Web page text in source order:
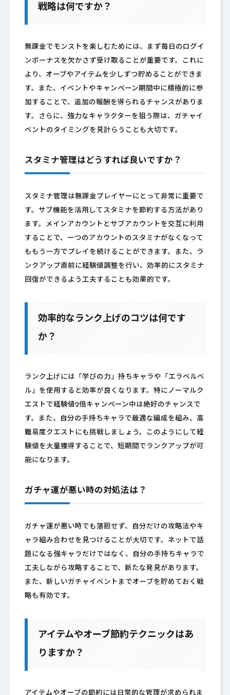
戦略は何ですか？
無課金でモンストを楽しむためには、まず毎日のログイ
ンボーナスを欠かさず受け取ることが重要です。これに
より、オーブやアイテムを少しずつ貯めることができま
す。また、イベントやキャンペーン期間中に積極的に参
加することで、追加の報酬を得られるチャンスがありま
す。さらに、強力なキャラクターを狙う際は、ガチャイ
ベントのタイミングを見計らうことも大切です。
スタミナ管理はどうすれば良いですか？
スタミナ管理は無課金プレイヤーにとって非常に重要で
す。サブ機能を活用してスタミナを節約する方法があり
ます。メインアカウントとサブアカウントを交互に利用
することで、一つのアカウントのスタミナがなくなって
ももう一方でプレイを続けることができます。また、ラ
ンクアップ直前に経験値調整を行い、効率的にスタミナ
回復ができるよう工夫することも効果的です。
効率的なランク上げのコツは何です
か？
ランク上げには「学びの力」持ちキャラや「エラベルベ
ル」を使用すると効率が良くなります。特にノーマルク
エストで経験値2倍キャンペーン中は絶好のチャンスで
す。また、自分の手持ちキャラで最適な編成を組み、高
難易度クエストにも挑戦しましょう。このようにして経
験値を大量獲得することで、短期間でランクアップが可
能になります。
ガチャ運が悪い時の対処法は？
ガチャ運が悪い時でも落胆せず、自分だけの攻略法やキ
ャラ組み合わせを見つけることが大切です。ネットで話
題になる強キャラだけではなく、自分の手持ちキャラで
工夫しながら攻略することで、新たな発見があります。
また、新しいガチャイベントまでオーブを貯めておく戦
略も有効です。
アイテムやオーブ節約テクニックはあ
りますか？
アイテムやオーブの節約には日常的な管理が求められま